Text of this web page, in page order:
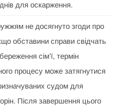
для оскарження.
не досягнуто згоди про
обставини справи свідчать
сім’ї, термін
процесу може затягнутися
судом для
Після завершення цього